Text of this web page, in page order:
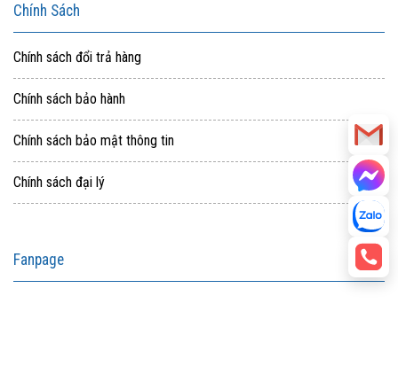
Chính Sách
Chính sách đổi trả hàng
Chính sách bảo hành
Chính sách bảo mật thông tin
Chính sách đại lý
Fanpage